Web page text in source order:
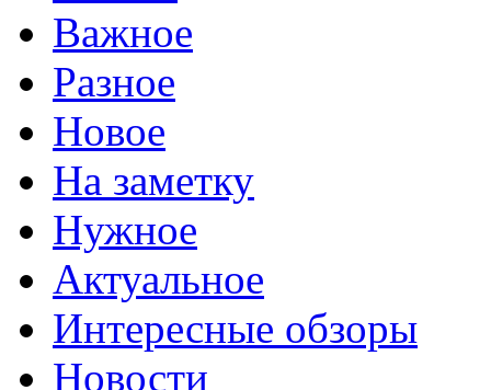
Важное
Разное
Новое
На заметку
Нужное
Актуальное
Интересные обзоры
Новости